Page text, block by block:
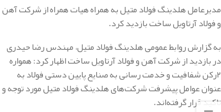
مدیرعامل هلدینگ فولاد متیل به همراه هیات همراه از شرکت آهن
و فولاد آرتاویل ساخت بازدید کرد.
به گزارش روابط عمومی هلدینگ فولاد متیل، مهندس رضا حیدری
در بازدید از شرکت آهن و فولاد آرتاویل ساخت اظهار کرد: همواره
۲رکن شفافیت و خدمت رسانی به صنایع پایین دستی فولاد به
عنوان عوامل پیشرفت شرکت‌های هلدینگ فولاد متیل مورد توجه و
تاکید قرار گرفته‌اند.